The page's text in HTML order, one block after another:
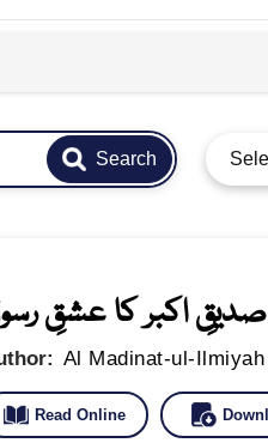
Search
صدیقِ اکبر کا عشقِ
Al Madinat-ul-Ilmiyah
Read Online